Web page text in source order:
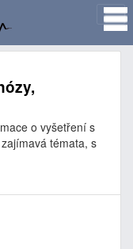
o vyšetření s
témata, s